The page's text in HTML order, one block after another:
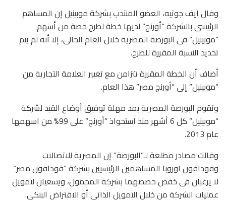
وقال ايف جوتيه، العضو المنتدب بشركة موبينيل إن المساهم
الرئيسى بالشركة “أورنج” لديها خطة لطرح حصة من أسهم
“موبينيل” فى البورصة المصرية خلال العام الحالى، إلا أنه لم يتم
تحديد النسبة المقررة للطرح.
أضاف أن الخطة المقررة تتزامن مع تغيير العلامة التجارية من
“موبينيل” إلى “أورنج مصر” هذا العام.
وتقوم البورصة المصرية بمد مهلة توفيق أوضاع القيد لشركة
“موبينيل” كل 6 أشهر منذ استحواذ “أورنج” على 99% من اسهمها
عام 2013.
وقالت مصادر مطلعة لـ”البورصة” إن المصرية للاتصالات
وفودافون اوروبا المساهمين الرئيسيين بشركة “فودافون مصر”
لا يرغبان فى خفض حصصهما بشركة المحمول، ويسعيان لتمويل
عمليات الشركة من خلال التمويل الذاتى أو الاقتراض البنكى.